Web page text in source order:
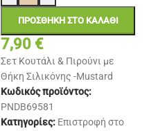
ΠΡΟΣΘΉΚΗ ΣΤΟ ΚΑΛΆΘΙ
7,90 €
Σετ Κουτάλι & Πιρούνι με
Θήκη Σιλικόνης -Mustard
Κωδικός προϊόντος:
PNDB69581
Κατηγορίες: Επιστροφή στο